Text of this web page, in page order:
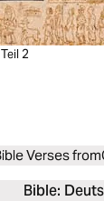
2
Verses from
Bible: